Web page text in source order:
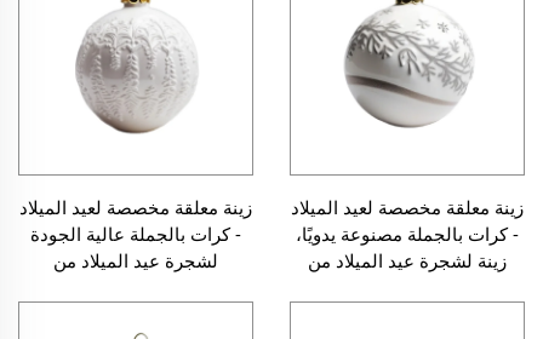
زينة معلقة مخصصة لعيد الميلاد
- كرات بالجملة مصنوعة يدويًا،
زينة لشجرة عيد الميلاد من
زينة معلقة مخصصة لعيد الميلاد
- كرات بالجملة عالية الجودة
لشجرة عيد الميلاد من